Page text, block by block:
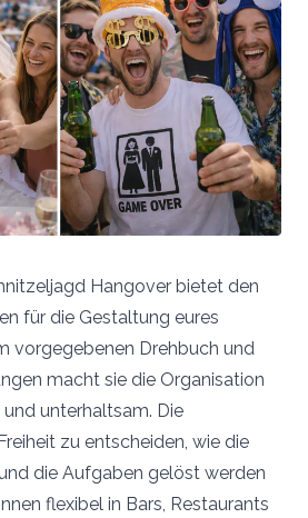
Hangover bietet den
für die Gestaltung eures
vorgegebenen Drehbuch und
macht sie die Organisation
unterhaltsam. Die
zu entscheiden, wie die
die Aufgaben gelöst werden
flexibel in Bars, Restaurants